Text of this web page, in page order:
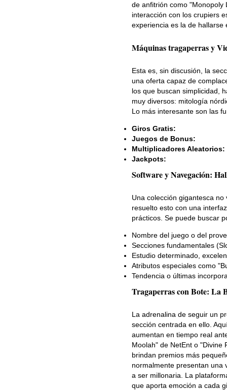
de anfitrión como "Monopoly
interacción con los crupiers
experiencia es la de hallarse
Máquinas tragaperras y
Esta es, sin discusión, la
una oferta capaz de
los que buscan simplicidad,
muy diversos: mitología
Lo más interesante son las
Giros Gratis:
Juegos de Bonus:
Multiplicadores Aleatorios:
Jackpots:
Software y Navegación:
Una colección gigantesca
resuelto esto con una
prácticos. Se puede buscar
Nombre del juego o del
Secciones fundamentales
Estudio determinado,
Atributos especiales como
Tendencia o últimas
Tragaperras con Bote: La
La adrenalina de seguir un
sección centrada en ello.
aumentan en tiempo real
Moolah" de NetEnt o "Divine
brindan premios más
normalmente presentan una
a ser millonaria. La
que aporta emoción a cada